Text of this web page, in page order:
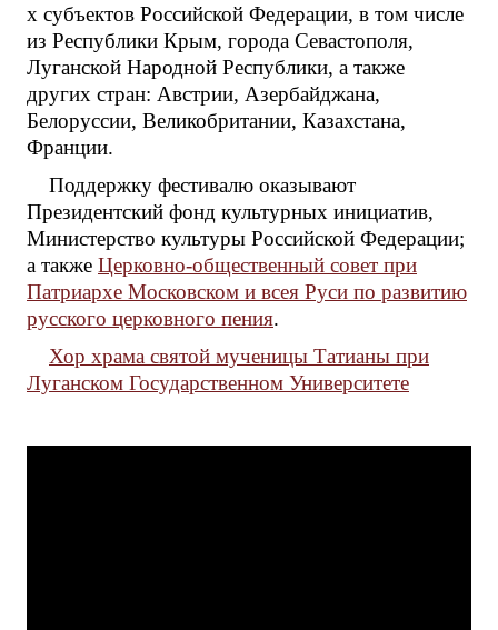
х субъектов Российской Федерации, в том числе
из Республики Крым, города Севастополя,
Луганской Народной Республики, а также
других стран: Австрии, Азербайджана,
Белоруссии, Великобритании, Казахстана,
Франции.
Поддержку фестивалю оказывают
Президентский фонд культурных инициатив,
Министерство культуры Российской Федерации;
а также Церковно-общественный совет при
Патриархе Московском и всея Руси по развитию
русского церковного пения.
Хор храма святой мученицы Татианы при
Луганском Государственном Университете